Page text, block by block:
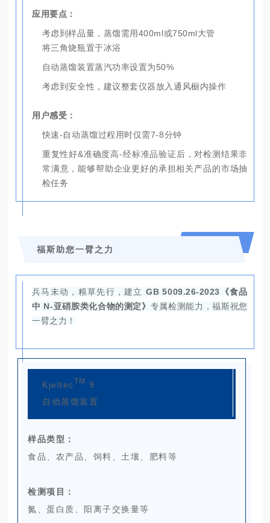
应用要点：
考虑到样品量，蒸馏需用400ml或750ml大管
将三角烧瓶置于冰浴
自动蒸馏装置蒸汽功率设置为50%
考虑到安全性，建议整套仪器放入通风橱内操作
用户感受：
快速-自动蒸馏过程用时仅需7-8分钟
重复性好&准确度高-经标准品验证后，对检测结果非
常满意，能够帮助企业更好的承担相关产品的市场抽
检任务
福斯助您一臂之力
兵马未动，粮草先行，建立GB 5009.26-2023《食品
中 N-亚硝胺类化合物的测定》 专属检测能力，福斯祝您
一臂之力！
KjeltecTM
9
自动蒸馏装置
样品类型：
食品、农产品、饲料、土壤、肥料等
检测项目：
氮、蛋白质、阳离子交换量等